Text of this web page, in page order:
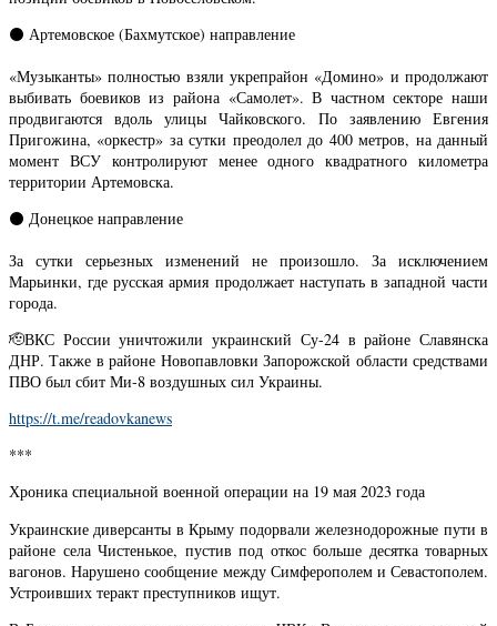
⚫️ Артемовское (Бахмутское) направление
«Музыканты» полностью взяли укрепрайон «Домино» и продолжают
выбивать боевиков из района «Самолет». В частном секторе наши
продвигаются вдоль улицы Чайковского. По заявлению Евгения
Пригожина, «оркестр» за сутки преодолел до 400 метров, на данный
момент ВСУ контролируют менее одного квадратного километра
территории Артемовска.
⚫️ Донецкое направление
За сутки серьезных изменений не произошло. За исключением
Марьинки, где русская армия продолжает наступать в западной части
города.
🫡ВКС России уничтожили украинский Су-24 в районе Славянска
ДНР. Также в районе Новопавловки Запорожской области средствами
ПВО был сбит Ми-8 воздушных сил Украины.
https://t.me/readovkanews
***
Хроника специальной военной операции на 19 мая 2023 года
Украинские диверсанты в Крыму подорвали железнодорожные пути в
районе села Чистенькое, пустив под откос больше десятка товарных
вагонов. Нарушено сообщение между Симферополем и Севастополем.
Устроивших теракт преступников ищут.